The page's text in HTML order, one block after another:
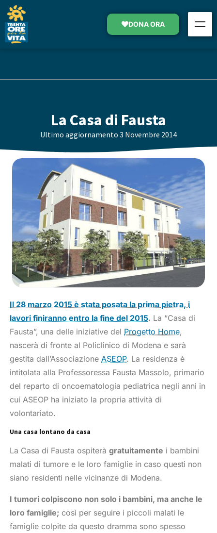
DONA ORA
La Casa di Fausta
Ultimo aggiornamento 3 Novembre 2014
Il 28 marzo 2015 è stata posata la prima pietra, i
lavori finiranno entro la fine del 2015. La “Casa di
Fausta”, una delle iniziative del Progetto Home,
nascerà di fronte al Policlinico di Modena e sarà
gestita dall’Associazione ASEOP. La residenza è
intitolata alla Professoressa Fausta Massolo, primario
del reparto di oncoematologia pediatrica negli anni in
cui ASEOP ha iniziato la propria attività di
volontariato.
Una casa lontano da casa
La Casa di Fausta ospiterà gratuitamente i bambini
malati di tumore e le loro famiglie in caso questi non
siano residenti nelle vicinanze di Modena.
I tumori colpiscono non solo i bambini, ma anche le
loro famiglie; così per seguire i piccoli malati le
famiglie colpite da questo dramma sono spesso